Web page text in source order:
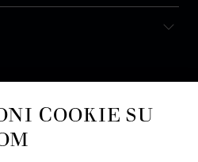
COOKIE SU